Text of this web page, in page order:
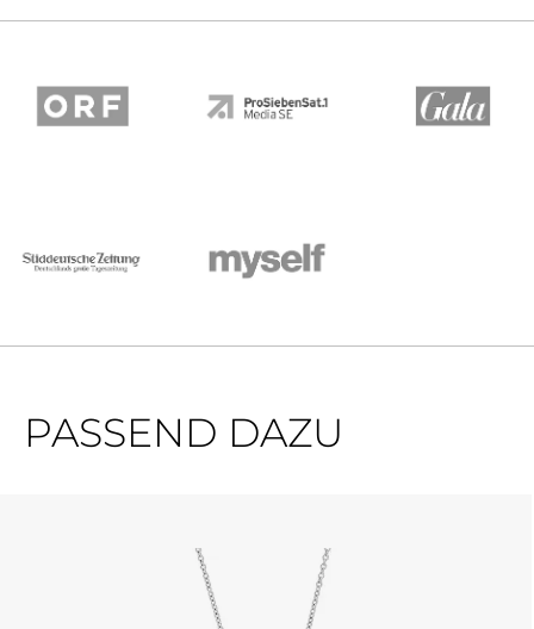
PASSEND DAZU